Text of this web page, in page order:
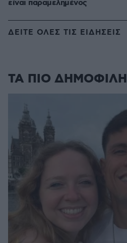
είναι παραμελημένος
ΔΕΙΤΕ ΟΛΕΣ ΤΙΣ ΕΙΔΗΣΕΙΣ
ΤΑ ΠΙΟ ΔΗΜΟΦΙΛΗ